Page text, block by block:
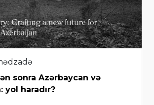
sonra Azərbaycan və
yol haradır?